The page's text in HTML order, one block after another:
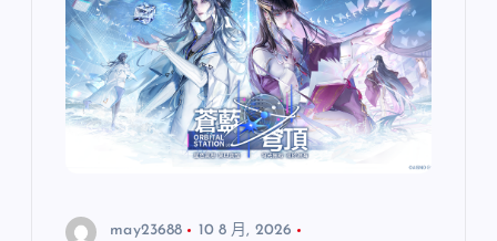
may23688
10 8 月, 2026